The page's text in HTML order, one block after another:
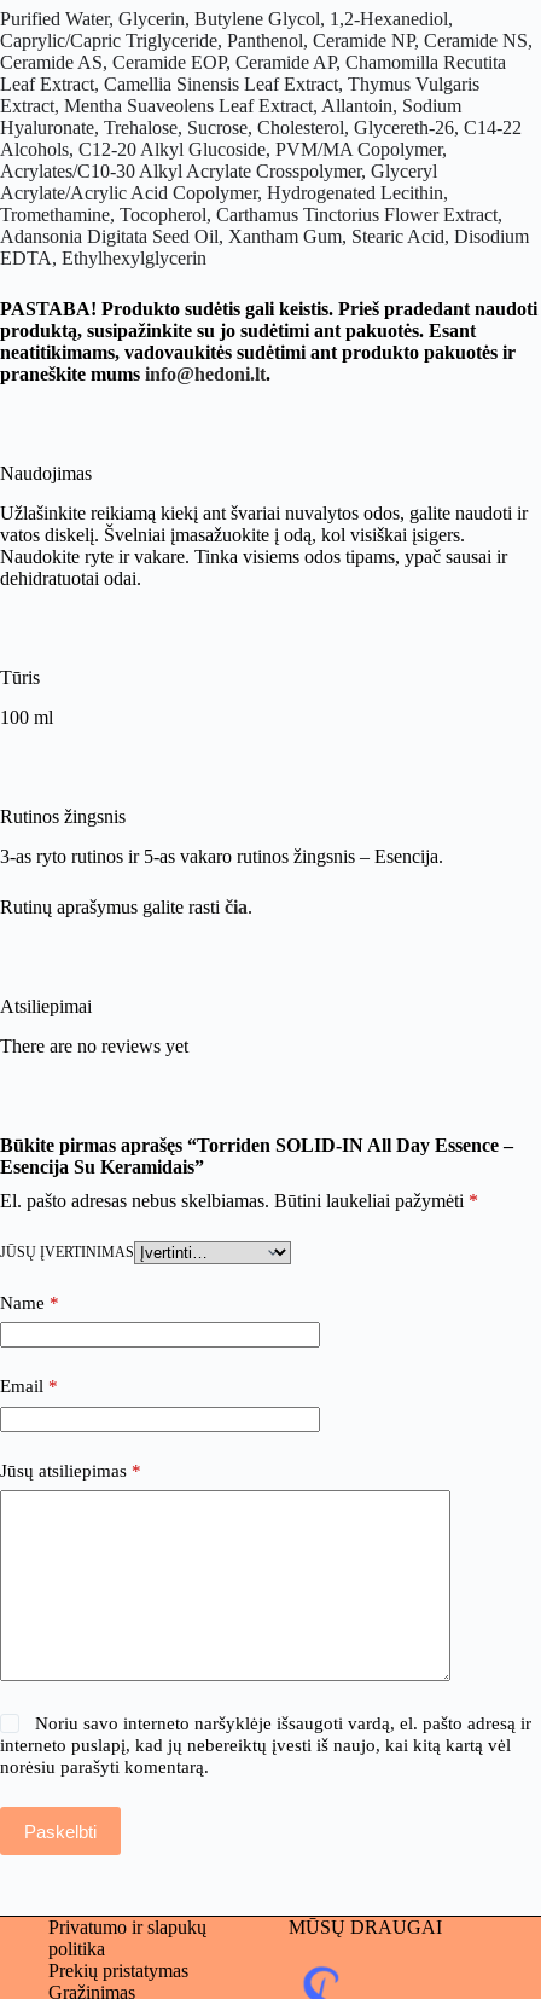
Purified Water, Glycerin, Butylene Glycol, 1,2-Hexanediol,
Caprylic/Capric Triglyceride, Panthenol, Ceramide NP, Ceramide NS,
Ceramide AS, Ceramide EOP, Ceramide AP, Chamomilla Recutita
Leaf Extract, Camellia Sinensis Leaf Extract, Thymus Vulgaris
Extract, Mentha Suaveolens Leaf Extract, Allantoin, Sodium
Hyaluronate, Trehalose, Sucrose, Cholesterol, Glycereth-26, C14-22
Alcohols, C12-20 Alkyl Glucoside, PVM/MA Copolymer,
Acrylates/C10-30 Alkyl Acrylate Crosspolymer, Glyceryl
Acrylate/Acrylic Acid Copolymer, Hydrogenated Lecithin,
Tromethamine, Tocopherol, Carthamus Tinctorius Flower Extract,
Adansonia Digitata Seed Oil, Xantham Gum, Stearic Acid, Disodium
EDTA, Ethylhexylglycerin
PASTABA! Produkto sudėtis gali keistis. Prieš pradedant naudoti
produktą, susipažinkite su jo sudėtimi ant pakuotės. Esant
neatitikimams, vadovaukitės sudėtimi ant produkto pakuotės ir
praneškite mums info@hedoni.lt.
Naudojimas
Užlašinkite reikiamą kiekį ant švariai nuvalytos odos, galite naudoti ir
vatos diskelį. Švelniai įmasažuokite į odą, kol visiškai įsigers.
Naudokite ryte ir vakare. Tinka visiems odos tipams, ypač sausai ir
dehidratuotai odai.
Tūris
100 ml
Rutinos žingsnis
3-as ryto rutinos ir 5-as vakaro rutinos žingsnis – Esencija.
Rutinų aprašymus galite rasti čia.
Atsiliepimai
There are no reviews yet
Būkite pirmas aprašęs “Torriden SOLID-IN All Day Essence –
Esencija Su Keramidais”
El. pašto adresas nebus skelbiamas. Būtini laukeliai pažymėti *
JŪSŲ ĮVERTINIMAS
Name *
Email *
Jūsų atsiliepimas *
Noriu savo interneto naršyklėje išsaugoti vardą, el. pašto adresą ir
interneto puslapį, kad jų nebereiktų įvesti iš naujo, kai kitą kartą vėl
norėsiu parašyti komentarą.
Paskelbti
Privatumo ir slapukų
politika
Prekių pristatymas
Grąžinimas
MŪSŲ DRAUGAI